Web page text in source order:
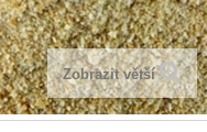
Zobrazit větší